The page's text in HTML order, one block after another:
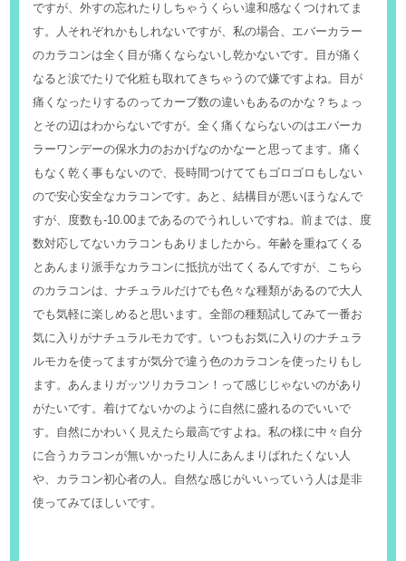
ですが、外すの忘れたりしちゃうくらい違和感なくつけれてま
す。人それぞれかもしれないですが、私の場合、エバーカラー
のカラコンは全く目が痛くならないし乾かないです。目が痛く
なると涙でたりで化粧も取れてきちゃうので嫌ですよね。目が
痛くなったりするのってカーブ数の違いもあるのかな？ちょっ
とその辺はわからないですが。全く痛くならないのはエバーカ
ラーワンデーの保水力のおかげなのかなーと思ってます。痛く
もなく乾く事もないので、長時間つけててもゴロゴロもしない
ので安心安全なカラコンです。あと、結構目が悪いほうなんで
すが、度数も-10.00まであるのでうれしいですね。前までは、度
数対応してないカラコンもありましたから。年齢を重ねてくる
とあんまり派手なカラコンに抵抗が出てくるんですが、こちら
のカラコンは、ナチュラルだけでも色々な種類があるので大人
でも気軽に楽しめると思います。全部の種類試してみて一番お
気に入りがナチュラルモカです。いつもお気に入りのナチュラ
ルモカを使ってますが気分で違う色のカラコンを使ったりもし
ます。あんまりガッツリカラコン！って感じじゃないのがあり
がたいです。着けてないかのように自然に盛れるのでいいで
す。自然にかわいく見えたら最高ですよね。私の様に中々自分
に合うカラコンが無いかったり人にあんまりばれたくない人
や、カラコン初心者の人。自然な感じがいいっていう人は是非
使ってみてほしいです。